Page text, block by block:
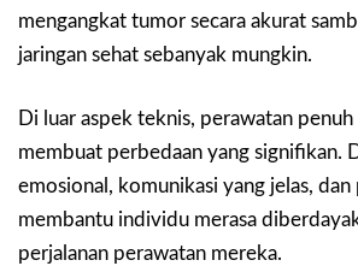
mengangkat tumor secara akurat
jaringan sehat sebanyak mungkin.
Di luar aspek teknis, perawatan penuh
membuat perbedaan yang signifikan.
emosional, komunikasi yang jelas,
membantu individu merasa
perjalanan perawatan mereka.